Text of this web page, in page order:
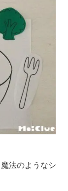
法のようなシ